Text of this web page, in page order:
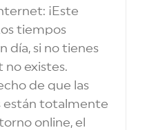
¡Este
tiempos
día, si no tienes
no existes.
de que las
están totalmente
online, el